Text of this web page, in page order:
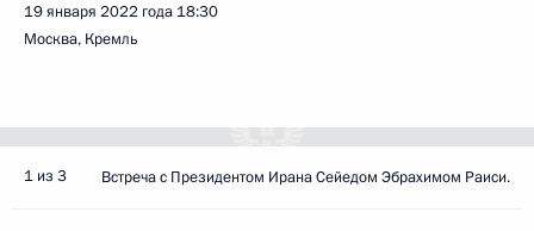
19 января 2022 года 18:30
Москва, Кремль
1 из 3 Встреча с Президентом Ирана Сейедом Эбрахимом Раиси.